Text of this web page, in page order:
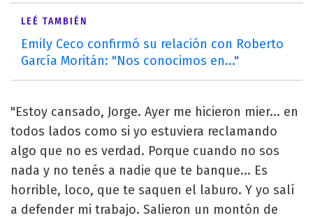
LEÉ TAMBIÉN
Emily Ceco confirmó su relación con Roberto
García Moritán: "Nos conocimos en..."
"Estoy cansado, Jorge. Ayer me hicieron mier... en
todos lados como si yo estuviera reclamando
algo que no es verdad. Porque cuando no sos
nada y no tenés a nadie que te banque... Es
horrible, loco, que te saquen el laburo. Y yo salí
a defender mi trabajo. Salieron un montón de